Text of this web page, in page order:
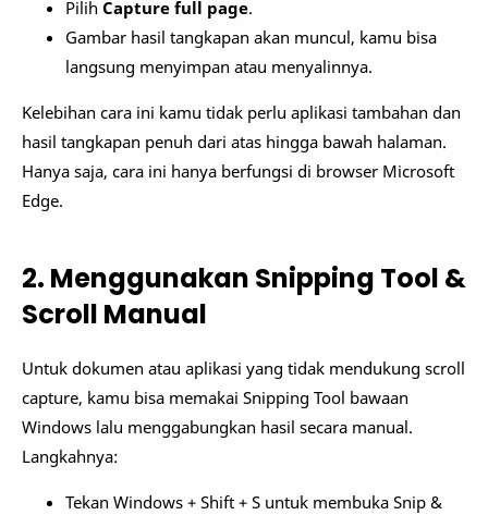
Pilih Capture full page.
Gambar hasil tangkapan akan muncul, kamu bisa
langsung menyimpan atau menyalinnya.
Kelebihan cara ini kamu tidak perlu aplikasi tambahan dan
hasil tangkapan penuh dari atas hingga bawah halaman.
Hanya saja, cara ini hanya berfungsi di browser Microsoft
Edge.
2. Menggunakan Snipping Tool &
Scroll Manual
Untuk dokumen atau aplikasi yang tidak mendukung scroll
capture, kamu bisa memakai Snipping Tool bawaan
Windows lalu menggabungkan hasil secara manual.
Langkahnya:
Tekan Windows + Shift + S untuk membuka Snip &